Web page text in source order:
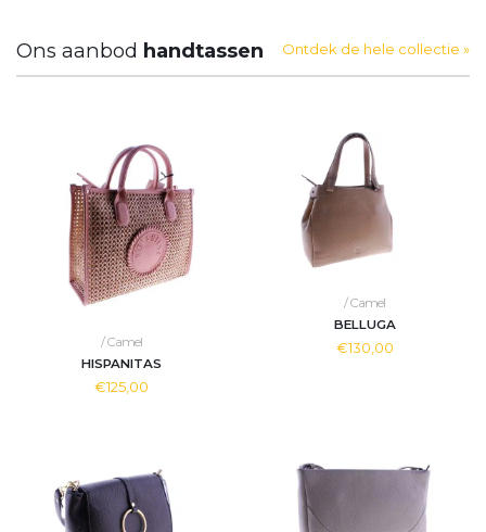
Ons aanbod handtassen Ontdek de hele collectie »
/ Camel
HISPANITAS
€125,00
/ Camel
BELLUGA
€130,00